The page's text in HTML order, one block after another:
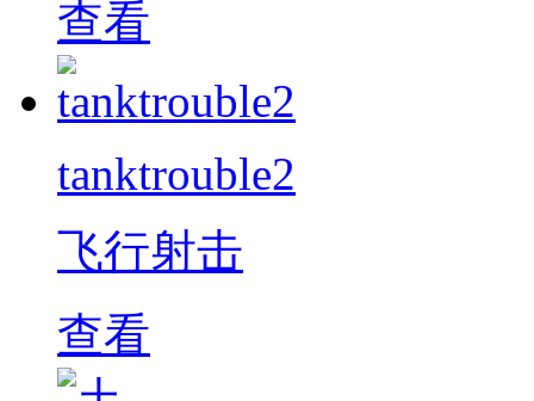
查看
tanktrouble2
飞行射击
查看